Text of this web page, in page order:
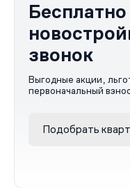
звонок
Выгодные акции,
первоначальный
Подобрать